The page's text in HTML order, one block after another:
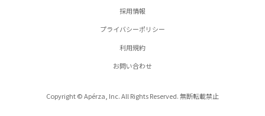
採用情報
プライバシーポリシー
利用規約
お問い合わせ
Copyright © Apérza, Inc. All Rights Reserved. 無断転載禁止